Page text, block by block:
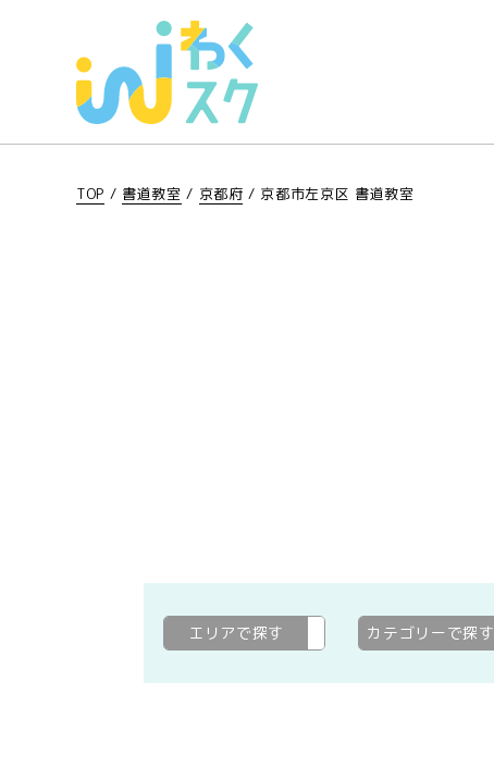
TOP / 書道教室 / 京都府 / 京都市左京区 書道教室
エリアで探す 京都市左京区
カテゴリーで探す